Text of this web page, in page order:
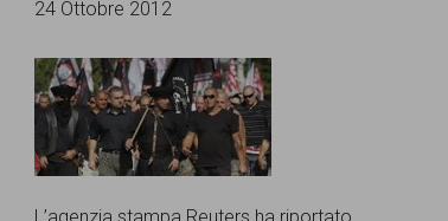
24 Ottobre 2012